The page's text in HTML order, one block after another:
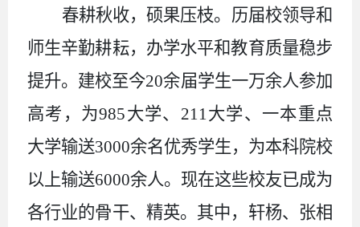
春耕秋收，硕果压枝。历届校领导和
师生辛勤耕耘，办学水平和教育质量稳步
提升。建校至今20余届学生一万余人参加
高考，为985大学、211大学、一本重点
大学输送3000余名优秀学生，为本科院校
以上输送6000余人。现在这些校友已成为
各行业的骨干、精英。其中，轩杨、张相